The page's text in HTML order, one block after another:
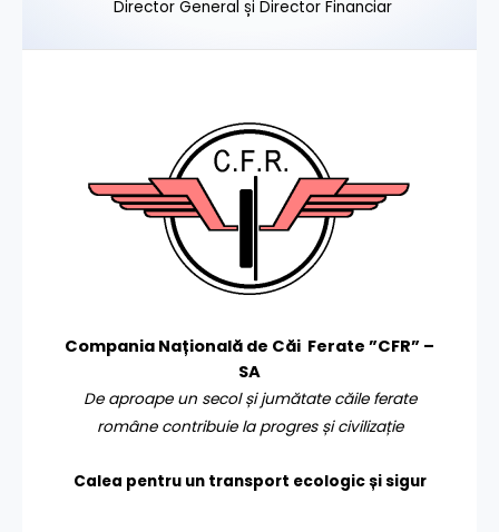
Director General și Director Financiar
Compania Națională de Căi Ferate ”CFR” –
SA
De aproape un secol și jumătate căile ferate
române contribuie la progres și civilizație
Calea pentru un transport ecologic și sigur